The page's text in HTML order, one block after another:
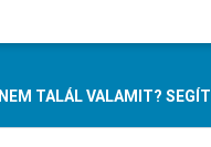
NEM TALÁL VALAMIT?